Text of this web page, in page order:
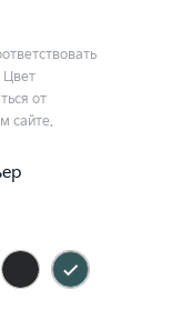
Цвет
от
сайте.